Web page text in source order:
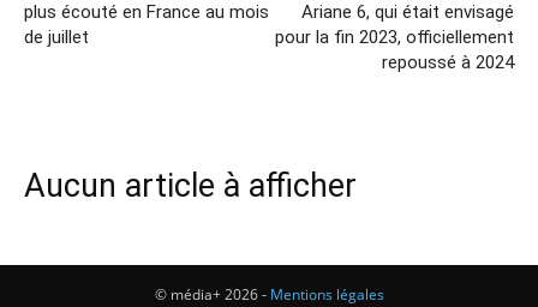
plus écouté en France au mois
de juillet
Ariane 6, qui était envisagé
pour la fin 2023, officiellement
repoussé à 2024
Aucun article à afficher
© média+ 2026 - Mentions légales